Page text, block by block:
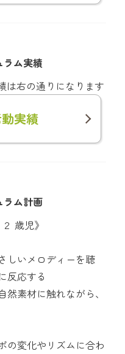
ラム実績
は右の通りになります
実績
ラム計画
歳児》
しいメロディーを聴
反応する
然素材に触れながら、
の変化やリズムに合わ